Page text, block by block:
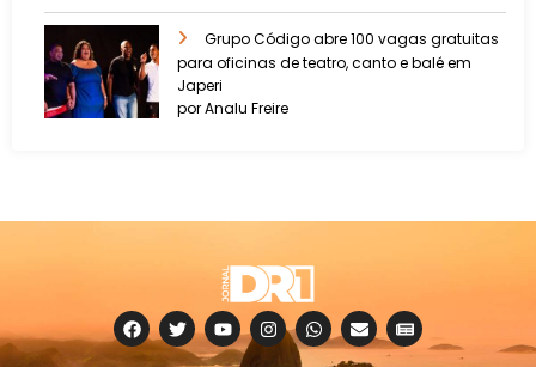
Grupo Código abre 100 vagas gratuitas
para oficinas de teatro, canto e balé em
Japeri
por Analu Freire